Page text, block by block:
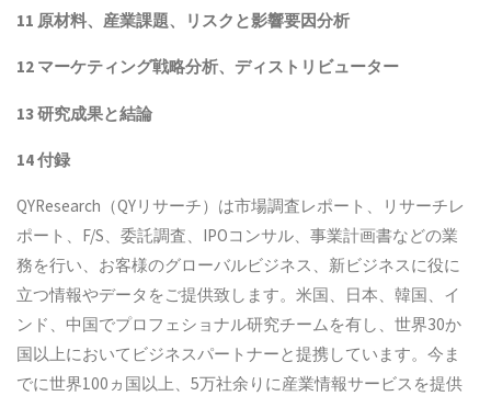
11 原材料、産業課題、リスクと影響要因分析
12 マーケティング戦略分析、ディストリビューター
13 研究成果と結論
14 付録
QYResearch（QYリサーチ）は市場調査レポート、リサーチレ
ポート、F/S、委託調査、IPOコンサル、事業計画書などの業
務を行い、お客様のグローバルビジネス、新ビジネスに役に
立つ情報やデータをご提供致します。米国、日本、韓国、イ
ンド、中国でプロフェショナル研究チームを有し、世界30か
国以上においてビジネスパートナーと提携しています。今ま
でに世界100ヵ国以上、5万社余りに産業情報サービスを提供